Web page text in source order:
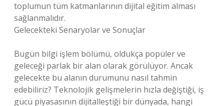
toplumun tüm katmanlarının dijital eğitim alması
sağlanmalıdır.
Gelecekteki Senaryolar ve Sonuçlar
Bugün bilgi işlem bölümü, oldukça popüler ve
geleceği parlak bir alan olarak görülüyor. Ancak
gelecekte bu alanın durumunu nasıl tahmin
edebiliriz? Teknolojik gelişmelerin hızla değiştiği, iş
gücü piyasasının dijitalleştiği bir dünyada, hangi